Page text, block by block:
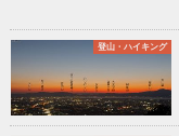
登山・ハイキング